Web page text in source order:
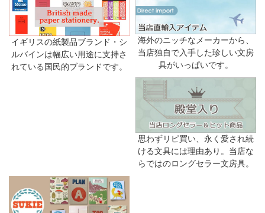
イギリスの紙製品ブランド・シ
ルバインは幅広い用途に支持さ
れている国民的ブランドです。
海外のニッチなメーカーから、
当店独自で入手した珍しい文房
具がいっぱいです。
思わずリピ買い、永く愛され続
ける文具には理由あり。当店な
らではのロングセラー文房具。